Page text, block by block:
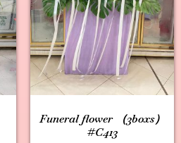
Funeral flower （3boxs）
#C413